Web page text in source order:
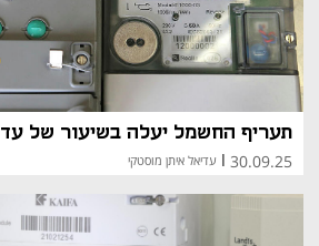
תעריף החשמל יעלה בשיעור של עד 2.5% בינואר
30.09.25 עדיאל איתן מוסטקי